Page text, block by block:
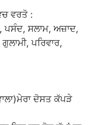
ਵਰਤੋ :
ਪਸੰਦ, ਸਲਾਮ, ਅਜ਼ਾਦ,
ਪਰਿਵਾਰ,
ਦੋਸਤ ਕੱਪੜੇ